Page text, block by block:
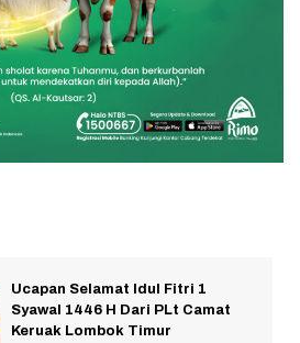
Ucapan Selamat Idul Fitri 1
Syawal 1446 H Dari PLt Camat
Keruak Lombok Timur